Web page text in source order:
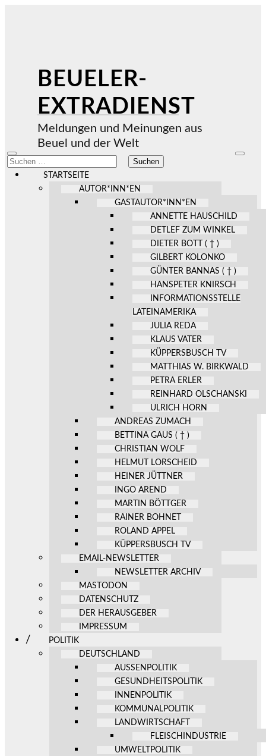
BEUELER-
EXTRADIENST
Meldungen und Meinungen aus
Beuel und der Welt
Mobile-
Menü
ein-/ausblenden
Suchen
nach:
STARTSEITE
AUTOR*INN*EN
GASTAUTOR*INN*EN
ANNETTE HAUSCHILD
DETLEF ZUM WINKEL
DIETER BOTT ( † )
GILBERT KOLONKO
GÜNTER BANNAS ( † )
HANSPETER KNIRSCH
INFORMATIONSSTELLE
LATEINAMERIKA
JULIA REDA
KLAUS VATER
KÜPPERSBUSCH TV
MATTHIAS W. BIRKWALD
PETRA ERLER
REINHARD OLSCHANSKI
ULRICH HORN
ANDREAS ZUMACH
BETTINA GAUS ( † )
CHRISTIAN WOLF
HELMUT LORSCHEID
HEINER JÜTTNER
INGO AREND
MARTIN BÖTTGER
RAINER BOHNET
ROLAND APPEL
KÜPPERSBUSCH TV
EMAIL-NEWSLETTER
NEWSLETTER ARCHIV
MASTODON
DATENSCHUTZ
DER HERAUSGEBER
IMPRESSUM
POLITIK
DEUTSCHLAND
AUSSENPOLITIK
GESUNDHEITSPOLITIK
INNENPOLITIK
KOMMUNALPOLITIK
LANDWIRTSCHAFT
FLEISCHINDUSTRIE
UMWELTPOLITIK